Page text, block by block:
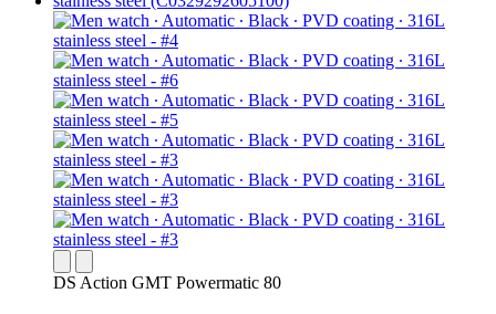
DS Action GMT Powermatic 80